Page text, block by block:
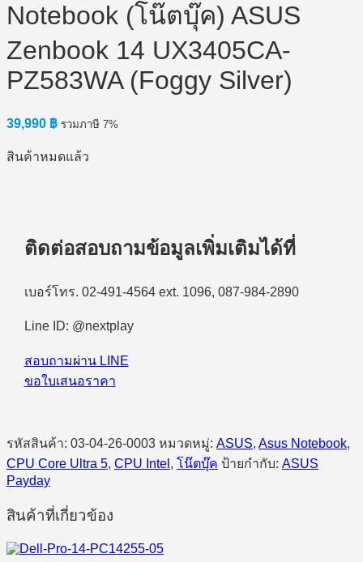
Notebook (โน๊ตบุ๊ค) ASUS
Zenbook 14 UX3405CA-
PZ583WA (Foggy Silver)
39,990 ฿ รวมภาษี 7%
สินค้าหมดแล้ว
ติดต่อสอบถามข้อมูลเพิ่มเติมได้ที่
เบอร์โทร. 02-491-4564 ext. 1096, 087-984-2890
Line ID: @nextplay
สอบถามผ่าน LINE
ขอใบเสนอราคา
รหัสสินค้า: 03-04-26-0003 หมวดหมู่: ASUS, Asus Notebook,
CPU Core Ultra 5, CPU Intel , โน๊ตบุ๊ค ป้ายกำกับ: ASUS
Payday
สินค้าที่เกี่ยวข้อง